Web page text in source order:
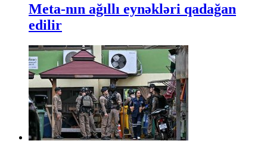
Meta-nın ağıllı eynəkləri qadağan
edilir